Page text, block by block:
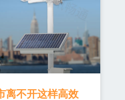
离不开这样高效